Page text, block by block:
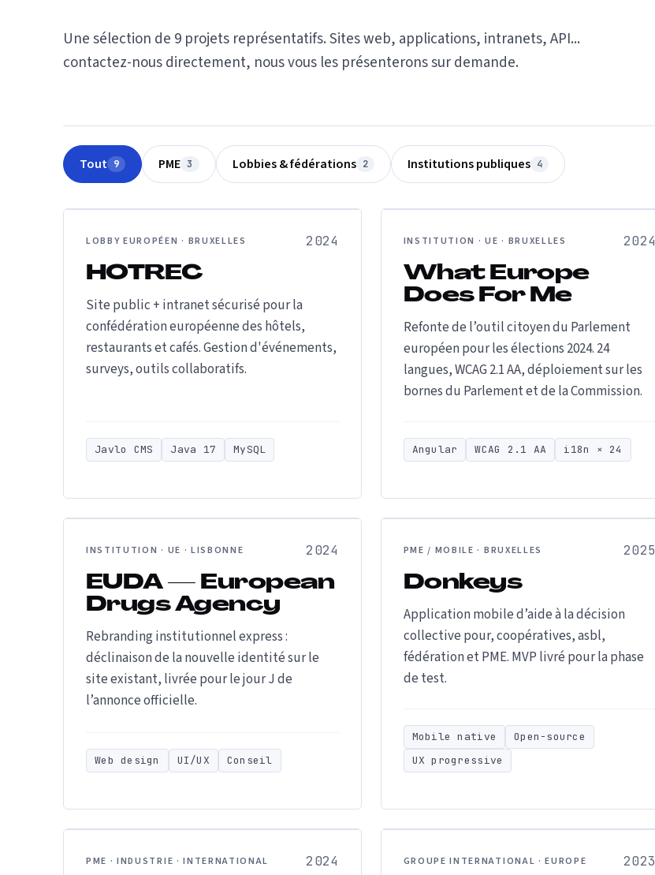
Une sélection de 9 projets représentatifs. Sites web, applications, intranets, API...
contactez-nous directement, nous vous les présenterons sur demande.
Tout 9 PME 3 Lobbies & fédérations 2 Institutions publiques 4
LOBBY EUROPÉEN · BRUXELLES 2024
HOTREC
Site public + intranet sécurisé pour la
confédération européenne des hôtels,
restaurants et cafés. Gestion d'événements,
surveys, outils collaboratifs.
Javlo CMS Java 17 MySQL
INSTITUTION · UE · BRUXELLES 2024
What Europe
Does For Me
Refonte de l’outil citoyen du Parlement
européen pour les élections 2024. 24
langues, WCAG 2.1 AA, déploiement sur les
bornes du Parlement et de la Commission.
Angular WCAG 2.1 AA i18n × 24
INSTITUTION · UE · LISBONNE 2024
EUDA — European
Drugs Agency
Rebranding institutionnel express :
déclinaison de la nouvelle identité sur le
site existant, livrée pour le jour J de
l’annonce officielle.
Web design UI/UX Conseil
PME / MOBILE · BRUXELLES 2025
Donkeys
Application mobile d’aide à la décision
collective pour, coopératives, asbl,
fédération et PME. MVP livré pour la phase
de test.
Mobile native
Open-source
UX progressive
PME · INDUSTRIE · INTERNATIONAL 2024 GROUPE INTERNATIONAL · EUROPE 2023